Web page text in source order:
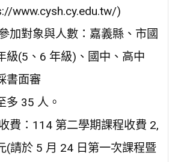
www.cysh.cy.edu.tw/)
加對象與人數：嘉義縣、市國
級(5、6 年級)、國中、高中
書面審
多 35 人。
費：114 第二學期課程收費 2,
(請於 5 月 24 日第一次課程暨